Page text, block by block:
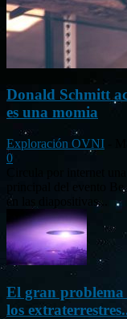
Donald Schmitt
es una momia
Exploración OVNI
0
Circula por internet
principal del evento
en las diapositivas...
El gran problema
los